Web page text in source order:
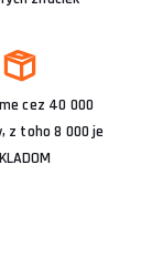
cez 40 000
z toho 8 000 je